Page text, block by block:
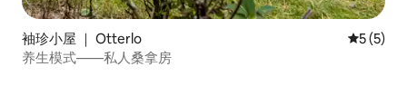
袖珍小屋 ｜ Otterlo 平均评分
5 (5)
养生模式——私人桑拿房